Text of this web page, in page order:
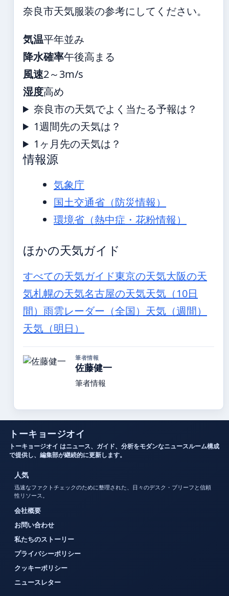
奈良市天気服装の参考にしてください。
気温平年並み
降水確率午後高まる
風速2～3m/s
湿度高め
奈良市の天気でよく当たる予報は？
1週間先の天気は？
1ヶ月先の天気は？
情報源
気象庁
国土交通省（防災情報）
環境省（熱中症・花粉情報）
ほかの天気ガイド
すべての天気ガイド東京の天気大阪の天
気札幌の天気名古屋の天気天気（10日
間） 雨雲レーダー（全国） 天気（週間）
天気（明日）
筆者情報
佐藤健一
筆者情報
トーキョージオイ
トーキョージオイ はニュース、ガイド、分析をモダンなニュースルーム構成
で提供し、編集部が継続的に更新します。
人気
迅速なファクトチェックのために整理された、日々のデスク・ブリーフと信頼
性リソース。
会社概要
お問い合わせ
私たちのストーリー
プライバシーポリシー
クッキーポリシー
ニュースレター